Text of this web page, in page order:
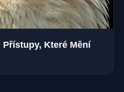
Které Mění